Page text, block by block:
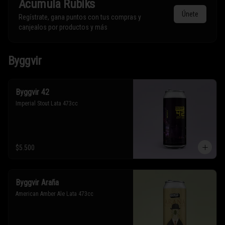
Acumula Rubiks
Regístrate, gana puntos con tus compras y
canjealos por productos y más
Únete
Byggvir
Byggvir 42
Imperial Stout Lata 473cc
$5.500
Byggvir Araña
American Amber Ale Lata 473cc